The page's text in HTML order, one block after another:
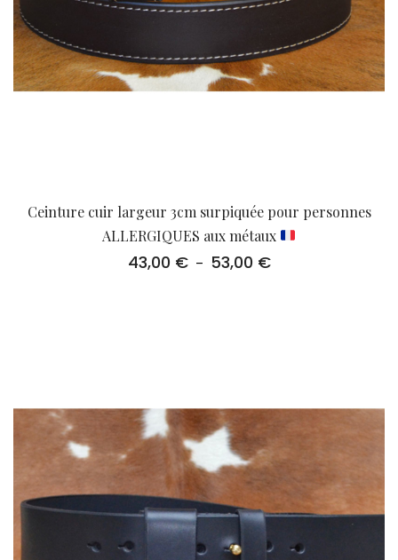
Ceinture cuir largeur 3cm surpiquée pour personnes
ALLERGIQUES aux métaux
43,00 € – 53,00 €Plage